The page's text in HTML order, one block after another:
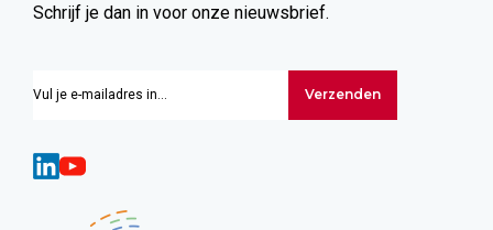
Schrijf je dan in voor onze nieuwsbrief.
Verzenden